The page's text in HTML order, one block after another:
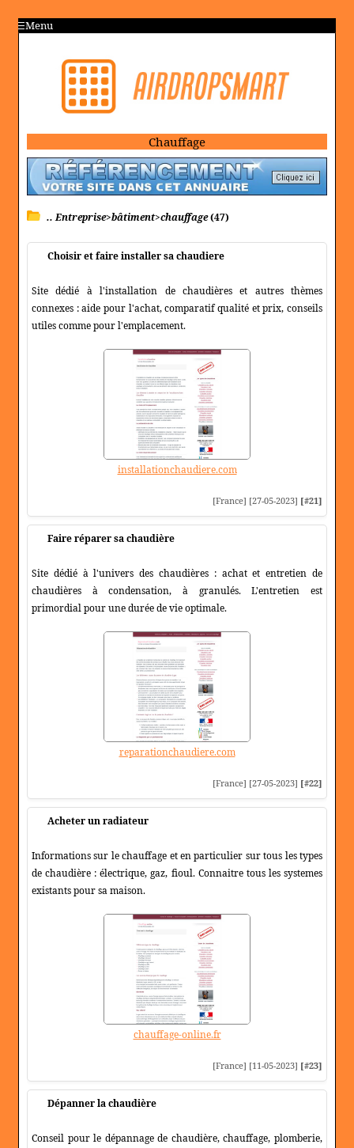
Menu
Chauffage
.. Entreprise>bâtiment>chauffage(47)
Choisir et faire installer sa chaudiere
Site dédié à l'installation de chaudières et autres thèmes
connexes : aide pour l'achat, comparatif qualité et prix, conseils
utiles comme pour l'emplacement.
installationchaudiere.com
[France] [27-05-2023] [#21]
Faire réparer sa chaudière
Site dédié à l'univers des chaudières : achat et entretien de
chaudières à condensation, à granulés. L'entretien est
primordial pour une durée de vie optimale.
reparationchaudiere.com
[France] [27-05-2023] [#22]
Acheter un radiateur
Informations sur le chauffage et en particulier sur tous les types
de chaudière : électrique, gaz, fioul. Connaitre tous les systemes
existants pour sa maison.
chauffage-online.fr
[France] [11-05-2023] [#23]
Dépanner la chaudière
Conseil pour le dépannage de chaudière, chauffage, plomberie,